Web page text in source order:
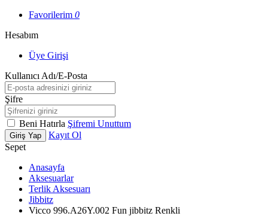
Favorilerim 0
Hesabım
Üye Girişi
Kullanıcı Adı/E-Posta
Şifre
Beni Hatırla Şifremi Unuttum
Giriş Yap
Kayıt Ol
Sepet
Anasayfa
Aksesuarlar
Terlik Aksesuarı
Jibbitz
Vicco 996.A26Y.002 Fun jibbitz Renkli